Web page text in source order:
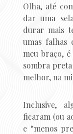
Olha, até
dar uma
durar mais
umas falhas
meu braço, é
sombra
melhor, na
Inclusive,
ficaram (ou
e “menos